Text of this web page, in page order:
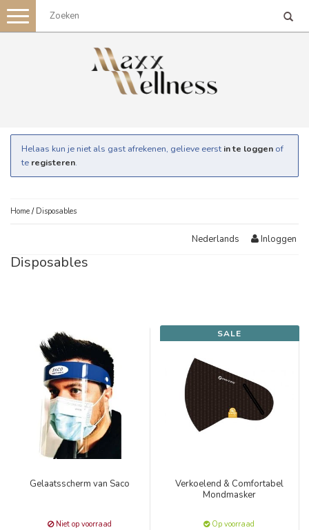
Toggle
navigation
Helaas kun je niet als gast afrekenen, gelieve eerst in te loggen of
te registeren.
Home / Disposables
Nederlands Inloggen
Disposables
Gelaatsscherm van Saco
Niet op voorraad
SALE
Verkoelend & Comfortabel
Mondmasker
Op voorraad